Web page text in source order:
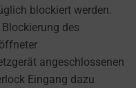
blockiert werden.
des
angeschlossenen
Eingang dazu